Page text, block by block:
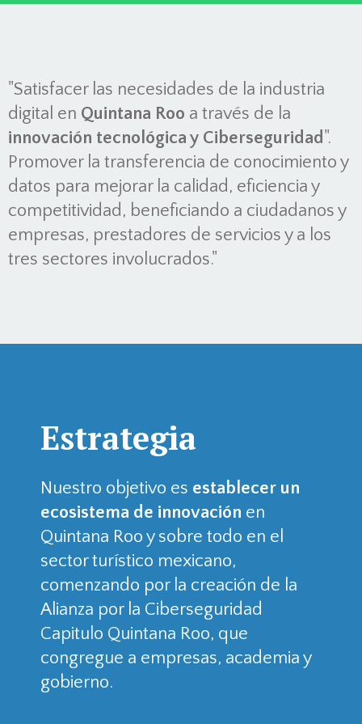
"Satisfacer las necesidades de la industria
digital en Quintana Roo a través de la
innovación tecnológica y Ciberseguridad ".
Promover la transferencia de conocimiento y
datos para mejorar la calidad, eficiencia y
competitividad, beneficiando a ciudadanos y
empresas, prestadores de servicios y a los
tres sectores involucrados."
Estrategia
Nuestro objetivo es establecer un
ecosistema de innovación en
Quintana Roo y sobre todo en el
sector turístico mexicano,
comenzando por la creación de la
Alianza por la Ciberseguridad
Capitulo Quintana Roo, que
congregue a empresas, academia y
gobierno.